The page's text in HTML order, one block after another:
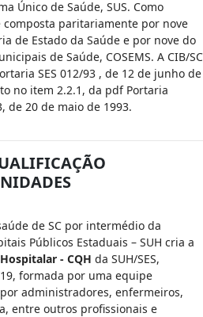
Único de Saúde, SUS. Como
paritariamente por nove
de Estado da Saúde e por nove do
de Saúde, COSEMS. A CIB/SC
SES 012/93 , de 12 de junho de
no item 2.2.1, da pdf Portaria
de 20 de maio de 1993.
de SC por intermédio da
Públicos Estaduais – SUH cria a
- CQH da SUH/SES,
formada por uma equipe
administradores, enfermeiros,
entre outros profissionais e